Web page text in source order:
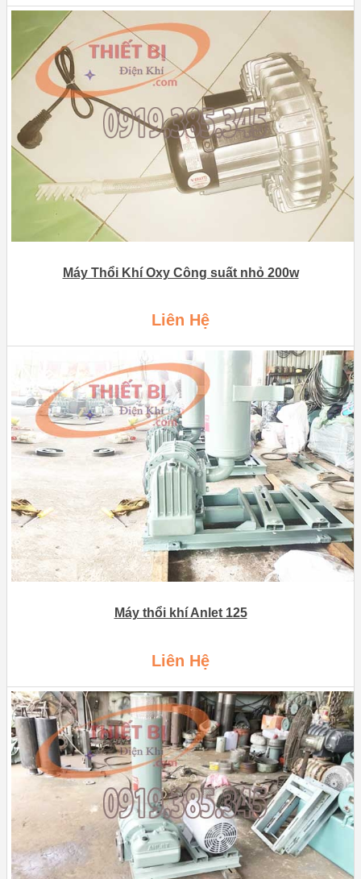
Máy Thổi Khí Oxy Công suất nhỏ 200w
Liên Hệ
Máy thổi khí Anlet 125
Liên Hệ